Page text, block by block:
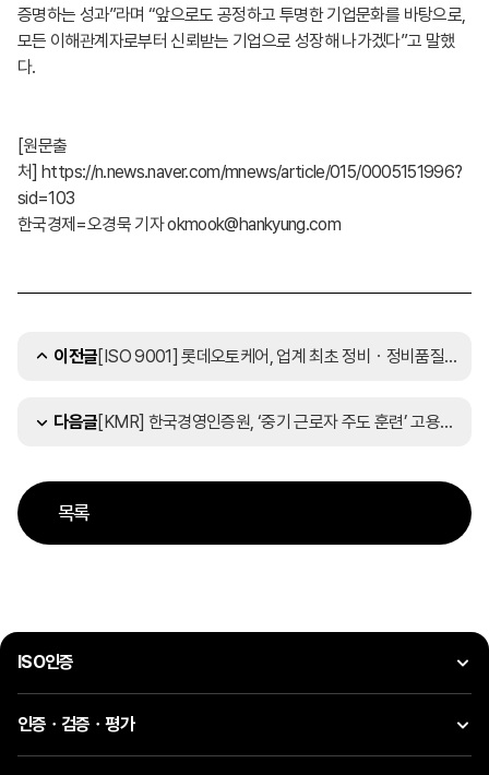
증명하는 성과”라며 “앞으로도 공정하고 투명한 기업문화를 바탕으로,
모든 이해관계자로부터 신뢰받는 기업으로 성장해 나가겠다”고 말했
다.
[원문출
처] https://n.news.naver.com/mnews/article/015/0005151996?
sid=103
한국경제=오경묵 기자 okmook@hankyung.com
이전글 [ISO 9001] 롯데오토케어, 업계 최초 정비ㆍ정비품질관리 분야 ISO 9001 인증
다음글 [KMR] 한국경영인증원, ‘중기 근로자 주도 훈련’ 고용부 공식 훈련기관
목록
ISO인증
인증ㆍ검증ㆍ평가